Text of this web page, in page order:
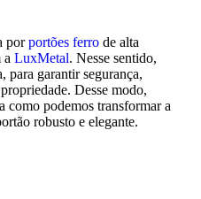
porportões ferro de alta
a LuxMetal. Nesse sentido,
para garantir segurança,
Desse modo,
como podemos transformar a
robusto e elegante.